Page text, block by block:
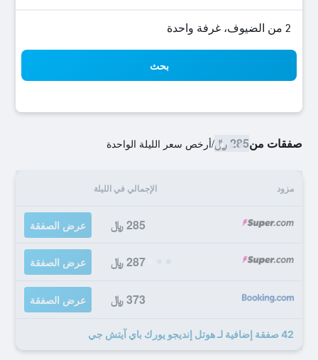
2 من الضيوف، غرفة واحدة
بحث
صفقات من285 ﷼ /أرخص سعر الليلة الواحدة
مزود الإجمالي في الليلة
285 ﷼ عرض الصفقة
287 ﷼ عرض الصفقة
373 ﷼ عرض الصفقة
42 صفقة إضافية لـ هوتل إنديجو يورك باي آيتش جي